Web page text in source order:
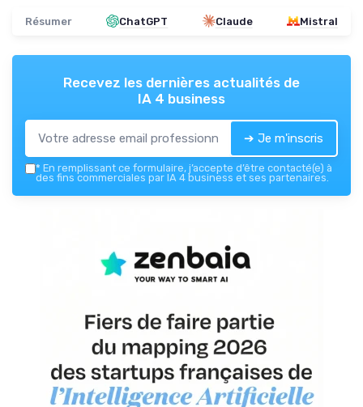
Résumer ChatGPT Claude Mistral
Recevez les dernières actualités de
IA 4 business
➔ Je m'inscris
* En remplissant ce formulaire, j’accepte d’être contacté(e) à
des fins commerciales par IA 4 business et ses partenaires.